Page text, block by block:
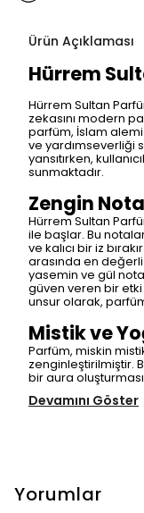
Ürün Açıklaması
Hürrem
Hürrem Sultan
zekasını modern
parfüm, İslam alemi
ve yardımseverliği
yansıtırken,
sunmaktadır.
Zengin
Hürrem Sultan
ile başlar. Bu
ve kalıcı bir iz
arasında en
yasemin ve gül
güven veren bir
unsur olarak,
Mistik ve
Parfüm, miskin
zenginleştirilmiştir.
bir aura
Devamını Göster
Yorumlar